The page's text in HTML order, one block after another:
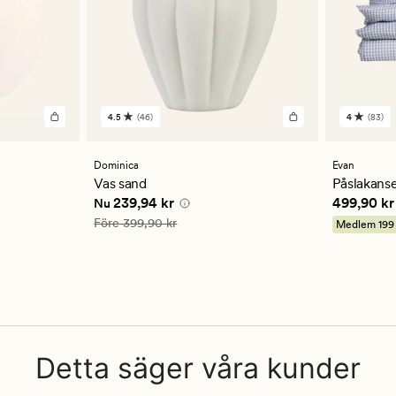
46
ett
genomsnittligt
betyg
på
4.5
4.5 (46)
Dominica
Vas sand
Nuvarande pris
Nu 239,94 kr
Ordinarie pris 399,90 kr
Före399,90 kr
83
ett
betyg
på
4
4 (83)
Evan
Pris
499,90 kr
Medlem
Detta säger våra kunder